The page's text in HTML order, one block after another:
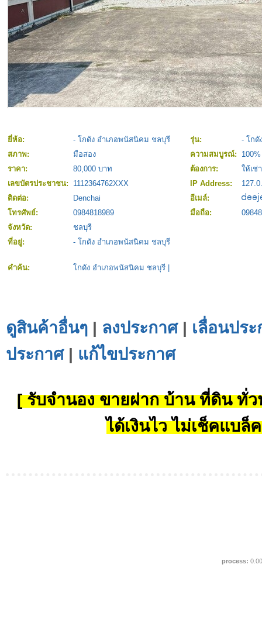
ยี่ห้อ: - โกดัง อำเภอพนัสนิคม ชลบุรี รุ่น:
- โก
สภาพ:
มือสอง ความสมบูรณ์:
100%
ราคา:
80,000 บาท ต้องการ:
ให้เช่า
เลขบัตรประชาชน:
1112364762XXX IP Address:
ติดต่อ:
Denchai
อีเมล์:
โทรศัพย์:
0984818989 มือถือ:
จังหวัด:
ชลบุรี
ที่อยู่:
- โกดัง อำเภอพนัสนิคม ชลบุรี
คำค้น: โกดัง อำเภอพนัสนิคม ชลบุรี
ดูสินค้าอื่นๆ | ลงประกาศ| เลื่อนปร
ประกาศ| แก้ไขประกาศ
[ รับจำนอง ขายฝาก บ้าน ที่ดิน ทั่ว
ได้เงินไว ไม่เช็คแบล็
process: